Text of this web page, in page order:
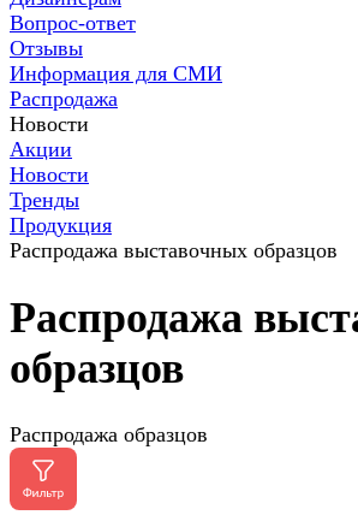
Вопрос-ответ
Отзывы
Информация для СМИ
Распродажа
Новости
Акции
Новости
Тренды
Продукция
Распродажа выставочных образцов
Распродажа
образцов
Распродажа образцов